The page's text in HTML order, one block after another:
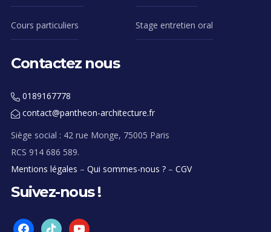
Cours particuliers Stage entretien oral
Contactez nous
0189167778
contact@pantheon-architecture.fr
Siège social : 42 rue Monge, 75005 Paris
RCS 914 686 589.
Mentions légales – Qui sommes-nous ? – CGV
Suivez-nous !
facebooktiktok youtube